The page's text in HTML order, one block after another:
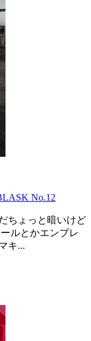
No.12
ちょっと暗いけど
ルとかエンブレ
キ...